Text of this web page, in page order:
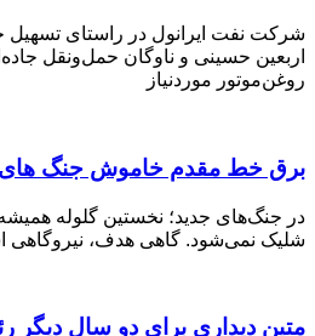
شرکت نفت ایرانول در راستای تسهیل
اربعین حسینی و ناوگان حمل‌ونقل
روغن‌موتور موردنیاز
برق خط مقدم خاموش جنگ
در جنگ‌های جدید؛ نخستین گلوله
شلیک نمی‌شود. گاهی هدف، نیروگاهی
متین دیداری برای دو سال دیگر